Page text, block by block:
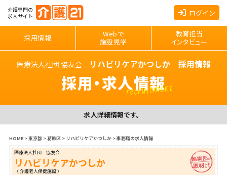
介護専門の
求人サイト
ログイン
採用情報
Webで
施設見学
教育担当
インタビュー
医療法人社団 協友会 リハビリケアかつしか 採用情報
採用・求人情報
recruitment
求人詳細情報です。
HOME>東京都 >葛飾区> リハビリケアかつしか>事務職の求人情報
医療法人社団 協友会
リハビリケアかつしか
（ 介護老人保健施設 ）